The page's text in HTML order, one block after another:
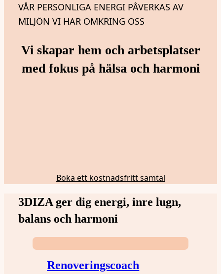
VÅR PERSONLIGA ENERGI PÅVERKAS AV
MILJÖN VI HAR OMKRING OSS
Vi skapar hem och arbetsplatser
med fokus på hälsa och harmoni
Boka ett kostnadsfritt samtal
3DIZA ger dig energi, inre lugn,
balans och harmoni
Renoveringscoach